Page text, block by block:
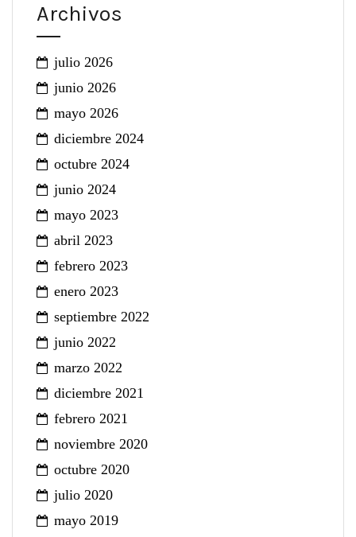
Archivos
julio 2026
junio 2026
mayo 2026
diciembre 2024
octubre 2024
junio 2024
mayo 2023
abril 2023
febrero 2023
enero 2023
septiembre 2022
junio 2022
marzo 2022
diciembre 2021
febrero 2021
noviembre 2020
octubre 2020
julio 2020
mayo 2019